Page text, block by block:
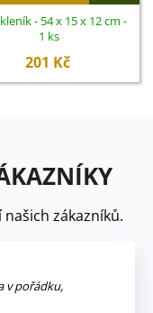
- 54 x 15 x 12 cm -
1 ks
201 Kč
zákazníků.
v pořádku,